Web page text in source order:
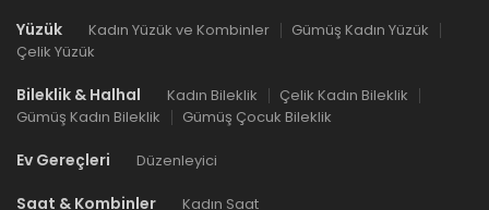
Yüzük Kadın Yüzük ve Kombinler
Gümüş Kadın Yüzük
Çelik Yüzük
Bileklik & Halhal Kadın Bileklik
Çelik Kadın Bileklik
Gümüş Kadın Bileklik
Gümüş Çocuk Bileklik
Ev Gereçleri Düzenleyici
Saat & Kombinler Kadın Saat